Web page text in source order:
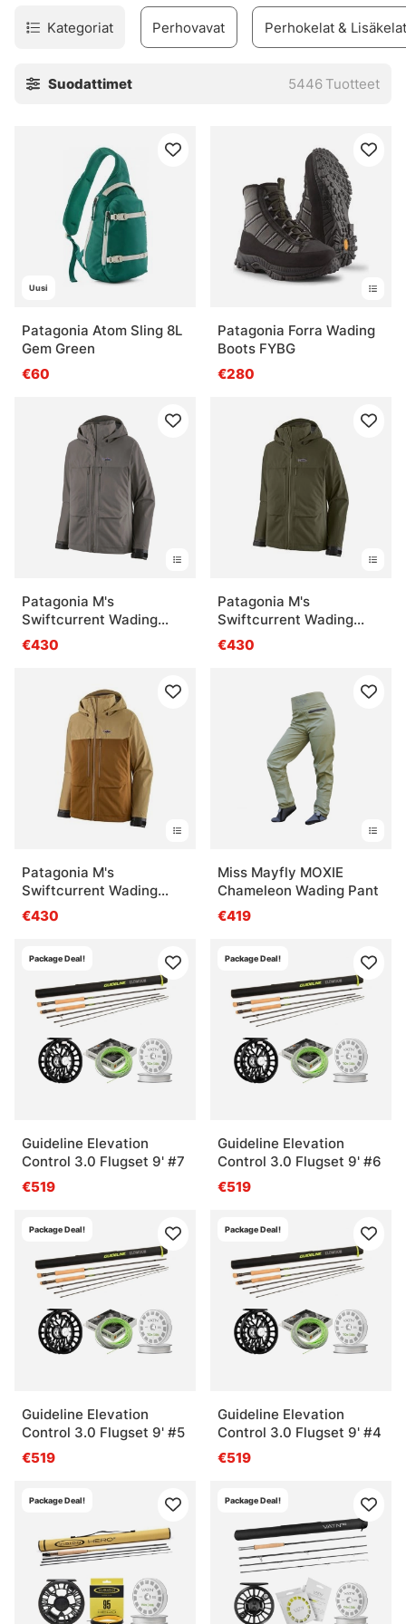
Kategoriat Perhovavat Perhokelat & Lisäkelat
Suodattimet 5446 Tuotteet
Uusi
Patagonia Atom Sling 8L
Gem Green
€60
Patagonia Forra Wading
Boots FYBG
€280
Patagonia M's
Swiftcurrent Wading
Jacket NGRY
€430
Patagonia M's
Swiftcurrent Wading
Jacket PNGR
€430
Patagonia M's
Swiftcurrent Wading
Jacket WLFB
€430
Miss Mayfly MOXIE
Chameleon Wading Pant
€419
Package Deal!
Guideline Elevation
Control 3.0 Flugset 9' #7
€519
Package Deal!
Guideline Elevation
Control 3.0 Flugset 9' #6
€519
Package Deal!
Guideline Elevation
Control 3.0 Flugset 9' #5
€519
Package Deal!
Guideline Elevation
Control 3.0 Flugset 9' #4
€519
Package Deal! Package Deal!